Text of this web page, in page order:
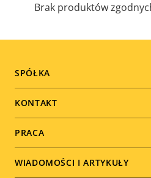
Brak produktów
Footer
menu
SPÓŁKA
KONTAKT
PRACA
WIADOMOŚCI I ARTYKUŁY